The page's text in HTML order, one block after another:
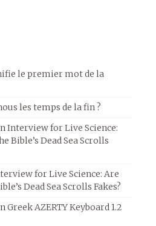
le premier mot de la
les temps de la fin ?
Interview for Live Science:
Bible’s Dead Sea Scrolls
for Live Science: Are
Dead Sea Scrolls Fakes?
Greek AZERTY Keyboard 1.2